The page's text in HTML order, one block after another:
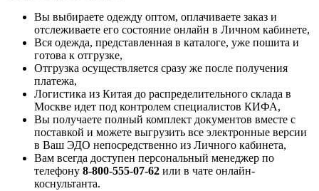
Вы выбираете одежду оптом, оплачиваете заказ и
отслеживаете его состояние онлайн в Личном кабинете,
Вся одежда, представленная в каталоге, уже пошита и
готова к отгрузке,
Отгрузка осуществляется сразу же после получения
платежа,
Логистика из Китая до распределительного склада в
Москве идет под контролем специалистов КИФА,
Вы получаете полный комплект документов вместе с
поставкой и можете выгрузить все электронные версии
в Ваш ЭДО непосредственно из Личного кабинета,
Вам всегда доступен персональный менеджер по
телефону 8-800-555-07-62 или в чате онлайн-
коснультанта.